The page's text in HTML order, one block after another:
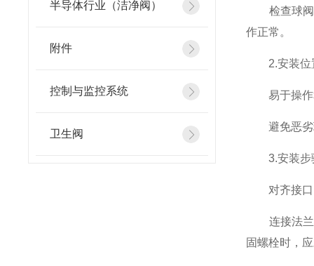
半导体行业（洁净阀）
附件
控制与监控系统
卫生阀
检查球阀状
作正常。
2.安装位
易于操作和
避免恶劣环
3.安装步
对齐接口：
连接法兰：
固螺栓时，